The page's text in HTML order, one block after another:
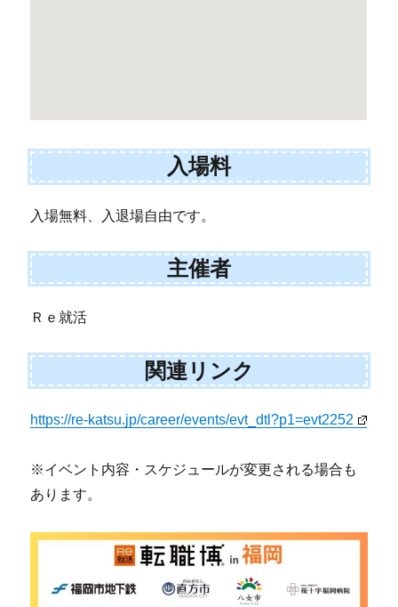
入場料
入場無料、入退場自由です。
主催者
Ｒｅ就活
関連リンク
https://re-katsu.jp/career/events/evt_dtl?p1=evt2252
※イベント内容・スケジュールが変更される場合も
あります。